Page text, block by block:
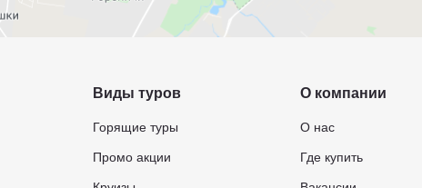
Виды туров
Горящие туры
Промо акции
О компании
О нас
Где купить